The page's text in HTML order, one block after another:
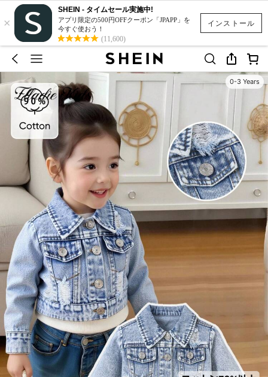
インストール
×
SHEIN - タイムセール実施中!
アプリ限定の500円OFFクーポン「JPAPP」を
今すぐ使おう！
(11,600)
0-3 Years